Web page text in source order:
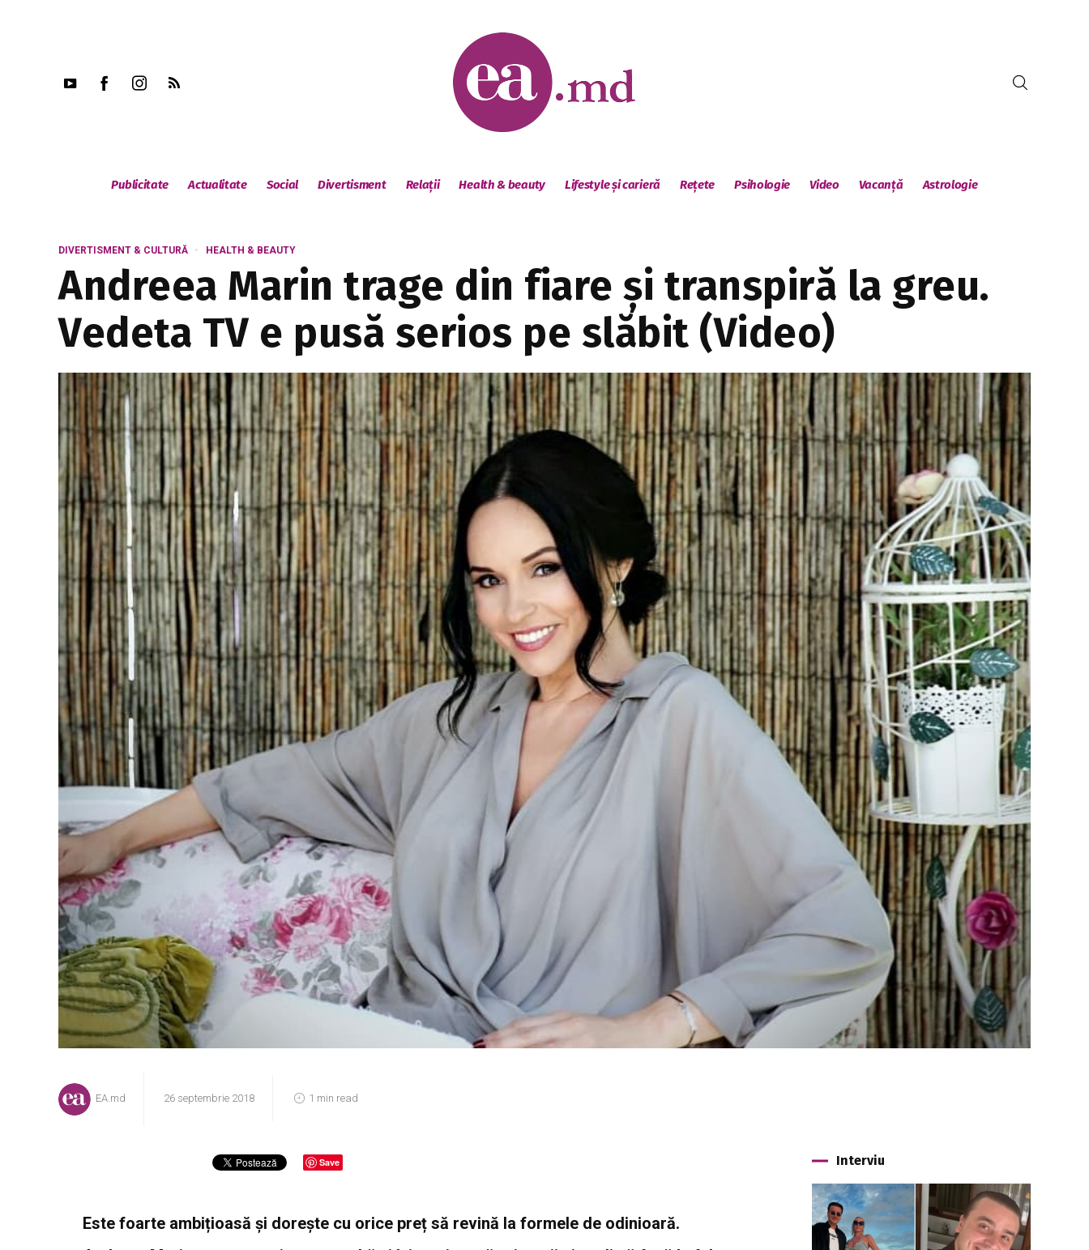
Publicitate Actualitate Social Divertisment Relații Health & beauty Lifestyle și carieră Rețete Psihologie Video Vacanță Astrologie
DIVERTISMENT & CULTURĂ HEALTH & BEAUTY
Andreea Marin trage din fiare și transpiră la greu.
Vedeta TV e pusă serios pe slăbit (Video)
EA.md 26 septembrie 2018 1 min read
Save
Este foarte ambițioasă și dorește cu orice preț să revină la formele de odinioară.
Interviu